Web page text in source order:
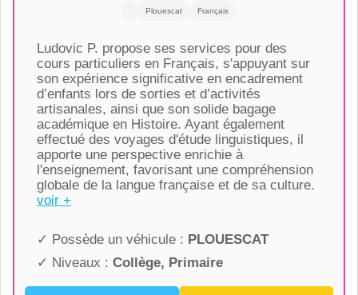
Plouescat Français
Ludovic P. propose ses services pour des
cours particuliers en Français, s'appuyant sur
son expérience significative en encadrement
d’enfants lors de sorties et d’activités
artisanales, ainsi que son solide bagage
académique en Histoire. Ayant également
effectué des voyages d'étude linguistiques, il
apporte une perspective enrichie à
l'enseignement, favorisant une compréhension
globale de la langue française et de sa culture.
voir +
✓ Possède un véhicule : PLOUESCAT
✓ Niveaux : Collège, Primaire